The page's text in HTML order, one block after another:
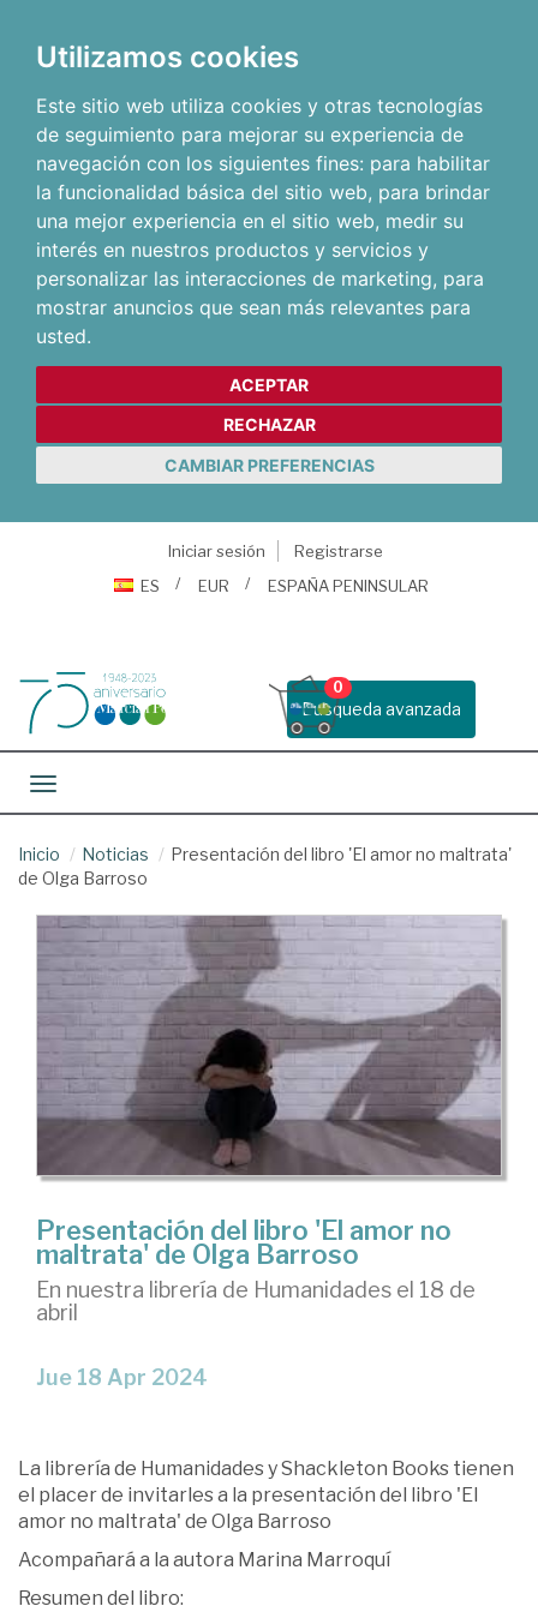
Utilizamos cookies
Este sitio web utiliza cookies y otras tecnologías
de seguimiento para mejorar su experiencia de
navegación con los siguientes fines: para habilitar
la funcionalidad básica del sitio web, para brindar
una mejor experiencia en el sitio web, medir su
interés en nuestros productos y servicios y
personalizar las interacciones de marketing, para
mostrar anuncios que sean más relevantes para
usted.
ACEPTAR
RECHAZAR
CAMBIAR PREFERENCIAS
Iniciar sesión
Registrarse
ES
EUR ESPAÑA PENINSULAR
Busqueda avanzada
0
Toggle navigation
Inicio Noticias
Presentación del libro 'El amor no maltrata'
de Olga Barroso
Presentación del libro 'El amor no
maltrata' de Olga Barroso
En nuestra librería de Humanidades el 18 de
abril
Jue 18 Apr 2024
La librería de Humanidades y Shackleton Books tienen
el placer de invitarles a la presentación del libro 'El
amor no maltrata' de Olga Barroso
Acompañará a la autora Marina Marroquí
Resumen del libro: